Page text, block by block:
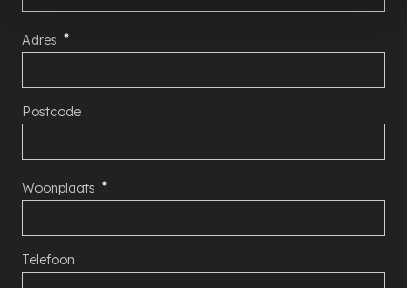
Adres
Postcode
Woonplaats
Telefoon